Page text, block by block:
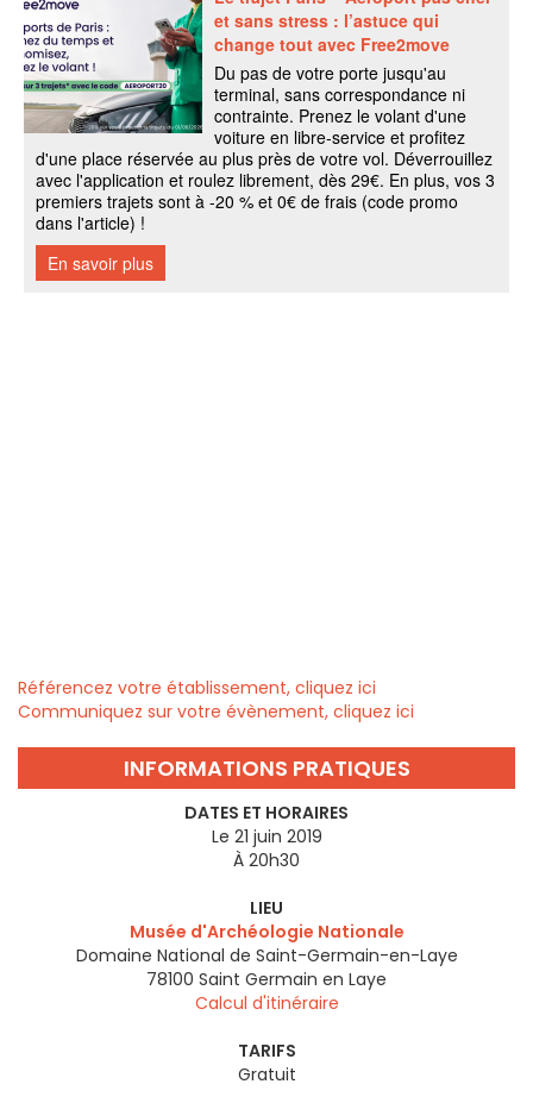
Référencez votre établissement, cliquez ici
Communiquez sur votre évènement, cliquez ici
INFORMATIONS PRATIQUES
DATES ET HORAIRES
Le 21 juin 2019
À 20h30
LIEU
Musée d'Archéologie Nationale
Domaine National de Saint-Germain-en-Laye
78100 Saint Germain en Laye
Calcul d'itinéraire
TARIFS
Gratuit